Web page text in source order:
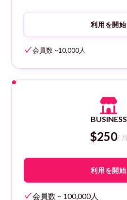
利用を開始
会員数 ~10,000人
BUSINESS
$250/ 月
利用を開始
会員数 ~ 100,000人